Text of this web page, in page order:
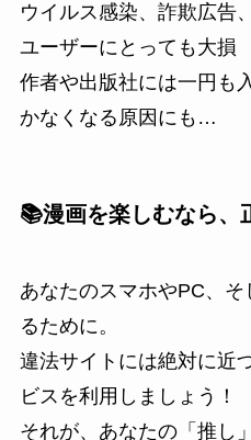
ウイルス感染、詐欺広告
ユーザーにとっても大損
作者や出版社には一円も
かなくなる原因にも…
📚漫画を楽しむなら、
あなたのスマホやPC、
るために。
違法サイトには絶対に近
ビスを利用しましょう！
それが、あなたの「推し